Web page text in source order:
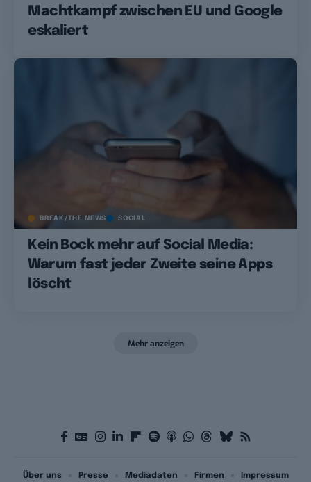
Machtkampf zwischen EU und Google
eskaliert
BREAK/THE NEWS SOCIAL
Kein Bock mehr auf Social Media:
Warum fast jeder Zweite seine Apps
löscht
Mehr anzeigen
Über uns Presse Mediadaten Firmen Impressum